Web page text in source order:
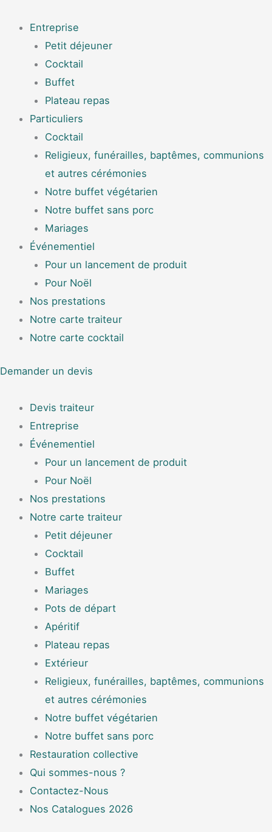
contenu
Entreprise
Petit déjeuner
Cocktail
Buffet
Plateau repas
Particuliers
Cocktail
Religieux, funérailles, baptêmes, communions
et autres cérémonies
Notre buffet végétarien
Notre buffet sans porc
Mariages
Événementiel
Pour un lancement de produit
Pour Noël
Nos prestations
Notre carte traiteur
Notre carte cocktail
Demander un devis
Devis traiteur
Entreprise
Événementiel
Pour un lancement de produit
Pour Noël
Nos prestations
Notre carte traiteur
Petit déjeuner
Cocktail
Buffet
Mariages
Pots de départ
Apéritif
Plateau repas
Extérieur
Religieux, funérailles, baptêmes, communions
et autres cérémonies
Notre buffet végétarien
Notre buffet sans porc
Restauration collective
Qui sommes-nous ?
Contactez-Nous
Nos Catalogues 2026